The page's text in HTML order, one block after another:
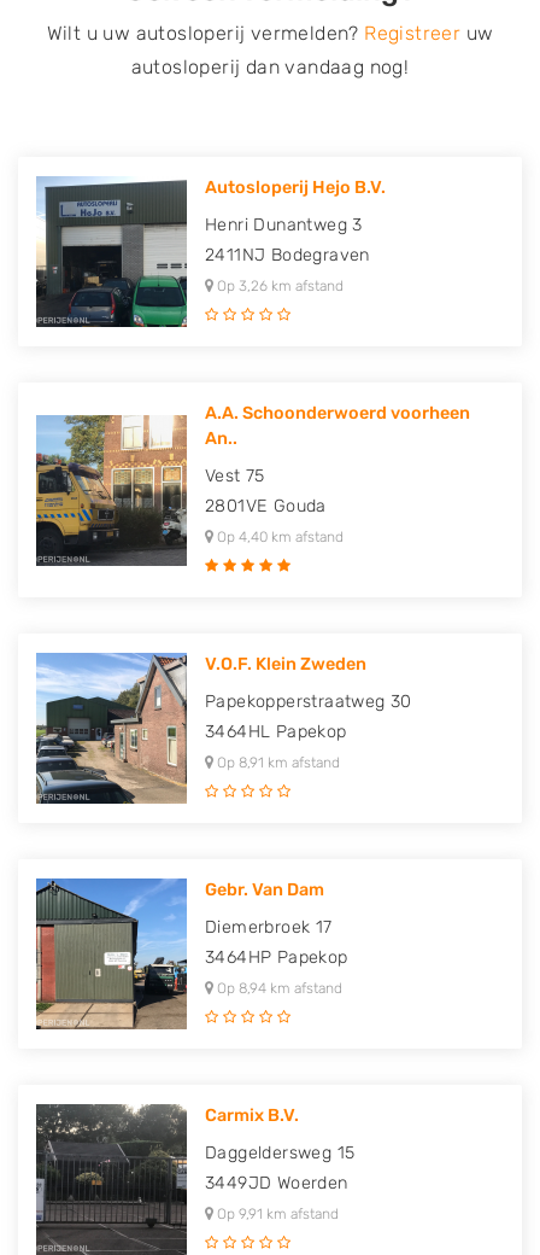
Wilt u uw autosloperij vermelden? Registreer uw
autosloperij dan vandaag nog!
Autosloperij Hejo B.V.
Henri Dunantweg 3
2411NJ Bodegraven
Op 3,26 km afstand
A.A. Schoonderwoerd voorheen
An..
Vest 75
2801VE Gouda
Op 4,40 km afstand
V.O.F. Klein Zweden
Papekopperstraatweg 30
3464HL Papekop
Op 8,91 km afstand
Gebr. Van Dam
Diemerbroek 17
3464HP Papekop
Op 8,94 km afstand
Carmix B.V.
Daggeldersweg 15
3449JD Woerden
Op 9,91 km afstand